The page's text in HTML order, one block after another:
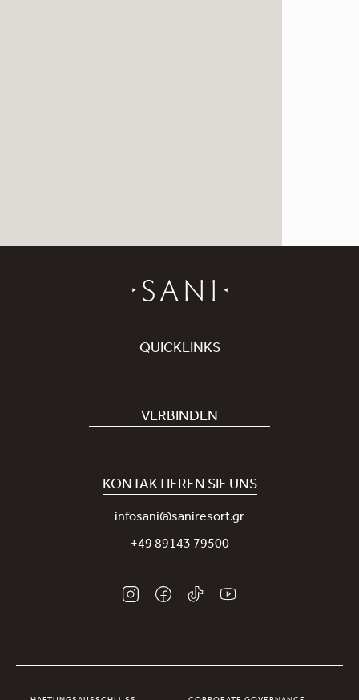
QUICKLINKS
Bei uns arbeiten
Neuigkeiten
Auszeichnungen
Hochzeiten
VERBINDEN
Sani Rewards
KONTAKTIEREN SIE UNS
infosani@saniresort.gr
+49 89143 79500